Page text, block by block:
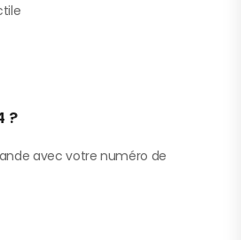
?
avec votre numéro de